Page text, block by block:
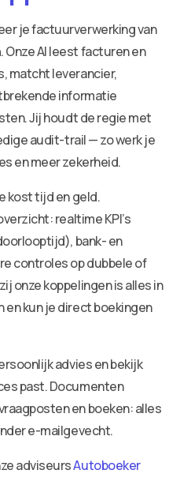
je factuurverwerking van
. Onze AI leest facturen en
matcht leverancier,
informatie
Jij houdt de regie met
audit-trail — zo werk je
en meer zekerheid.
kost tijd en geld.
realtime KPI’s
bank- en
controles op dubbele of
onze koppelingen is alles in
kun je direct boekingen
advies en bekijk
past. Documenten
en boeken: alles
e-mailgevecht.
adviseursAutoboeker